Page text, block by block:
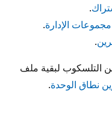
.
الإدارة.
.
التلسكوب لبقية ملف
نطاق الوحدة.